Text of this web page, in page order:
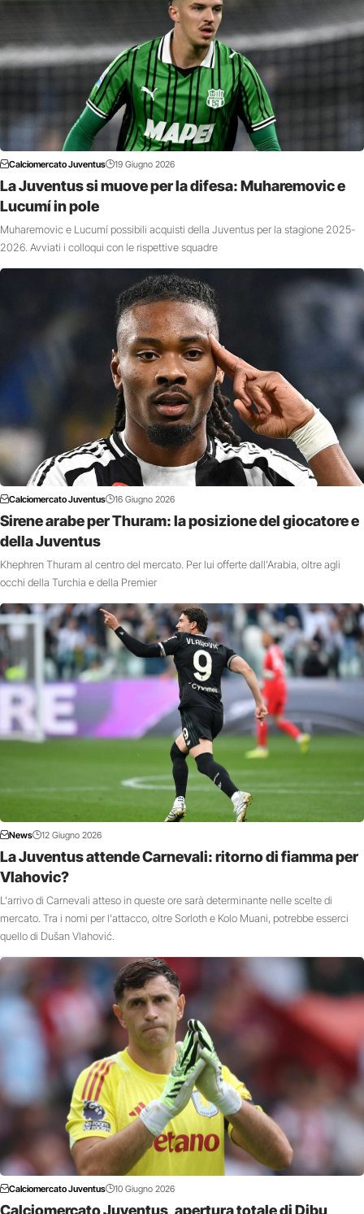
Calciomercato Juventus 19 Giugno 2026
La Juventus si muove per la difesa: Muharemovic e
Lucumí in pole
Muharemovic e Lucumí possibili acquisti della Juventus per la stagione 2025-
2026. Avviati i colloqui con le rispettive squadre
Calciomercato Juventus 16 Giugno 2026
Sirene arabe per Thuram: la posizione del giocatore e
della Juventus
Khephren Thuram al centro del mercato. Per lui offerte dall'Arabia, oltre agli
occhi della Turchia e della Premier
News 12 Giugno 2026
La Juventus attende Carnevali: ritorno di fiamma per
Vlahovic?
L'arrivo di Carnevali atteso in queste ore sarà determinante nelle scelte di
mercato. Tra i nomi per l'attacco, oltre Sorloth e Kolo Muani, potrebbe esserci
quello di Dušan Vlahović.
Calciomercato Juventus 10 Giugno 2026
Calciomercato Juventus, apertura totale di Dibu